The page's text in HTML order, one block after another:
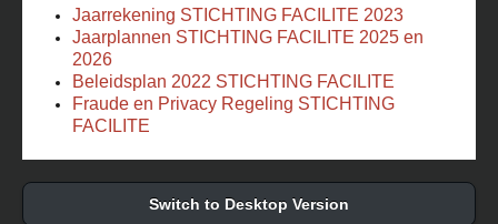
Jaarrekening STICHTING FACILITE 2023
Jaarplannen STICHTING FACILITE 2025 en
2026
Beleidsplan 2022 STICHTING FACILITE
Fraude en Privacy Regeling STICHTING
FACILITE
Switch to Desktop Version